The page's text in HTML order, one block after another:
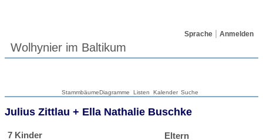
Sprache Anmelden
Wolhynier im Baltikum
StammbäumeDiagramme Listen Kalender Suche
Julius Zittlau + Ella Nathalie Buschke
7 Kinder Eltern